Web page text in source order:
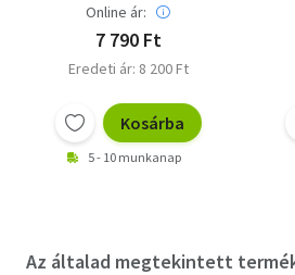
Online ár:
7 790 Ft
Eredeti ár: 8 200 Ft
Kosárba
5 - 10 munkanap
Az általad megtekintett